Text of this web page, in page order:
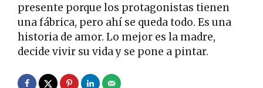
presente porque los protagonistas tienen
una fábrica, pero ahí se queda todo. Es una
historia de amor. Lo mejor es la madre,
decide vivir su vida y se pone a pintar.